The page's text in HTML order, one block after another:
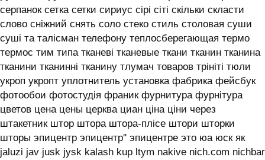
серпанок сетка сетки сириус сірі сіті скільки скласти
слово сніжний снять соло стеко стиль столовая суши
суші та талісман телефону теплосберегающая термо
термос тим типа тканеві тканевые ткани тканин тканина
тканини тканинні тканину тлумач товаров трініті тюли
укроп укропт уплотнитель установка фабрика фейсбук
фотообои фотостудія франик фурнитура фурнітура
цветов цена цены церква циан ціна ціни через
штакетник штор штора штора-плісе штори шторки
шторы эпицентр эпицентр'' эпицентре это юа юск як
jaluzi jav jusk jysk kalash kup ltym nakive nich.com nichbar